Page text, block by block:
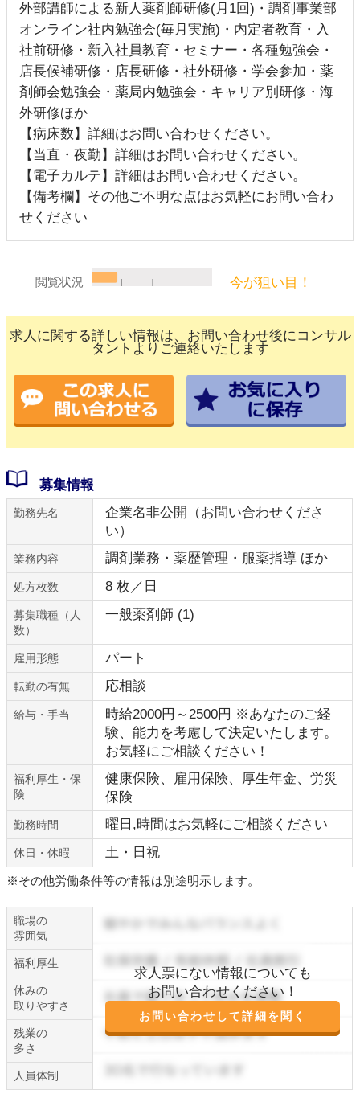
外部講師による新人薬剤師研修(月1回)・調剤事業部
オンライン社内勉強会(毎月実施)・内定者教育・入
社前研修・新入社員教育・セミナー・各種勉強会・
店長候補研修・店長研修・社外研修・学会参加・薬
剤師会勉強会・薬局内勉強会・キャリア別研修・海
外研修ほか
【病床数】詳細はお問い合わせください。
【当直・夜勤】詳細はお問い合わせください。
【電子カルテ】詳細はお問い合わせください。
【備考欄】その他ご不明な点はお気軽にお問い合わ
せください
閲覧状況 今が狙い目！
求人に関する詳しい情報は、お問い合わせ後にコンサル
タントよりご連絡いたします
募集情報
勤務先名
企業名非公開（お問い合わせくださ
い）
業務内容 調剤業務・薬歴管理・服薬指導 ほか
処方枚数 8 枚／日
募集職種（人
数）
一般薬剤師 (1)
雇用形態 パート
転勤の有無 応相談
給与・手当
時給2000円～2500円 ※あなたのご経
験、能力を考慮して決定いたします。
お気軽にご相談ください！
福利厚生・保
険
健康保険、雇用保険、厚生年金、労災
保険
勤務時間 曜日,時間はお気軽にご相談ください
休日・休暇 土・日祝
※その他労働条件等の情報は別途明示します。
職場の
雰囲気
求人票にない情報についても
お問い合わせください！
お問い合わせして詳細を聞く
福利厚生
休みの
取りやすさ
残業の
多さ
人員体制